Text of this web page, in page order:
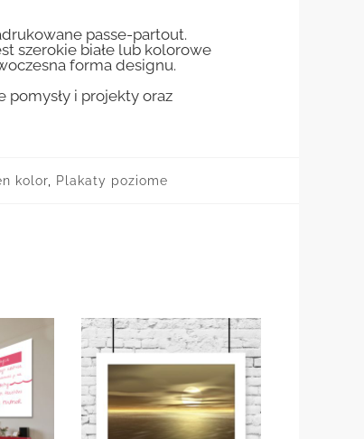
passe-partout.
szerokie białe lub kolorowe
forma designu.
i projekty oraz
kolor, Plakaty poziome